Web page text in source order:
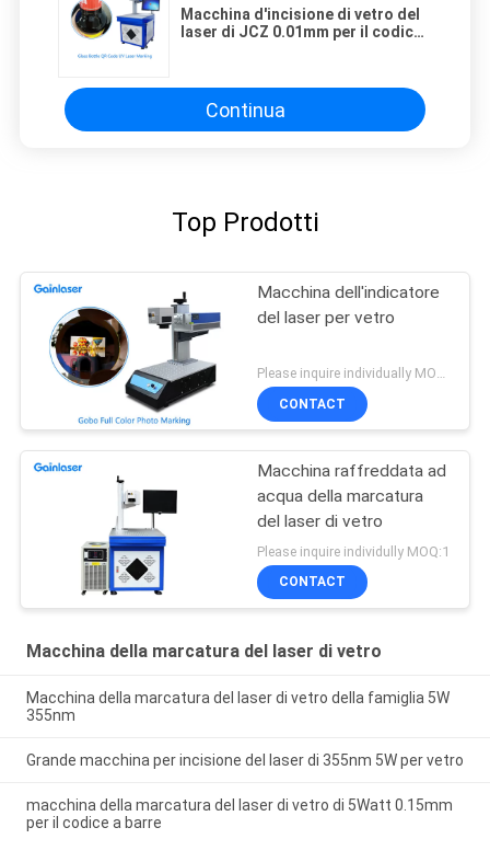
Macchina d'incisione di vetro del
laser di JCZ 0.01mm per il codice
Continua
Top Prodotti
Macchina dell'indicatore
del laser per vetro
CONTACT
Macchina raffreddata ad
acqua della marcatura
del laser di vetro
Please inquire individully MOQ:1
CONTACT
Macchina della marcatura del laser di vetro
Macchina della marcatura del laser di vetro della famiglia 5W
355nm
Grande macchina per incisione del laser di 355nm 5W per vetro
macchina della marcatura del laser di vetro di 5Watt 0.15mm
per il codice a barre